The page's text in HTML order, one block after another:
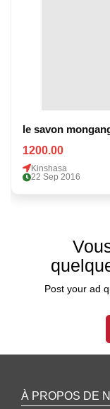
le savon
1200.00
Kinshasa
22 Sep 2016
Post your ad
À PROPOS DE